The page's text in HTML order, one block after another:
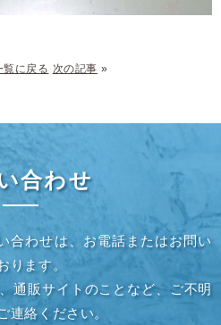
覧に戻る 次の記事 »
合わせ
合わせは、お電話またはお問い
ります。
通販サイトのことなど、ご不明
連絡ください。